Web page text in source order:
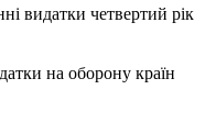
на оборону країн